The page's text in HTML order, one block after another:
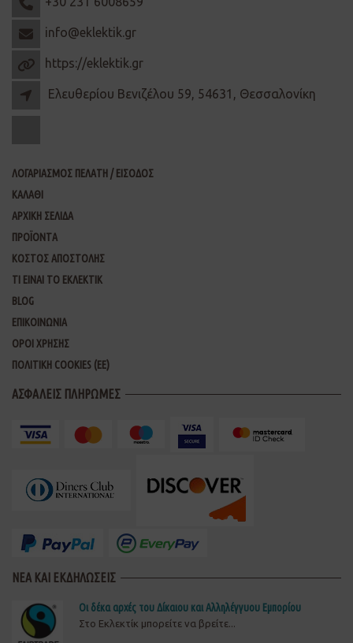
info@eklektik.gr
https://eklektik.gr
Ελευθερίου Βενιζέλου 59, 54631, Θεσσαλονίκη
ΛΟΓΑΡΙΑΣΜΟΣ ΠΕΛΑΤΗ / ΕΙΣΟΔΟΣ
ΚΑΛΑΘΙ
ΑΡΧΙΚΗ ΣΕΛΙΔΑ
ΠΡΟΪΟΝΤΑ
ΚΟΣΤΟΣ ΑΠΟΣΤΟΛΗΣ
ΤΙ ΕΙΝΑΙ ΤΟ ΕΚΛΕΚΤΙΚ
BLOG
ΕΠΙΚΟΙΝΩΝΙΑ
ΟΡΟΙ ΧΡΗΣΗΣ
ΠΟΛΙΤΙΚΗ COOKIES (ΕΕ)
ΑΣΦΑΛΕΙΣ ΠΛΗΡΩΜΕΣ
ΝΕΑ ΚΑΙ ΕΚΔΗΛΩΣΕΙΣ
Οι δέκα αρχές του Δίκαιου και Αλληλέγγυου Εμπορίου
Στο Εκλεκτίκ μπορείτε να βρείτε...